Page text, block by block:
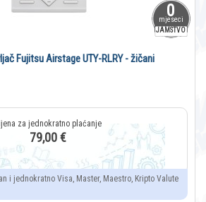
0
mjeseci
JAMSTVO
Fujitsu Airstage UTY-RLRY - žičani
79,00 €
i jednokratno Visa, Master, Maestro, Kripto Valute